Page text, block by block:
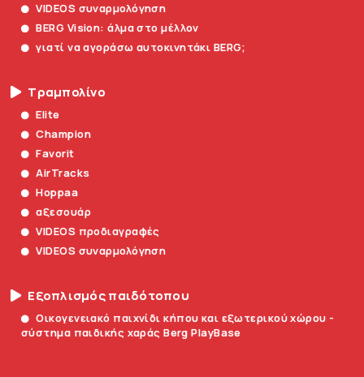
VIDEOS συναρμολόγηση
BERG Vision: άλμα στο μέλλον
γιατί να αγοράσω αυτοκινητάκι BERG;
Τραμπολίνο
Elite
Champion
Favorit
AirTracks
Hoppaa
αξεσουάρ
VIDEOS προδιαγραφές
VIDEOS συναρμολόγηση
Εξοπλισμός παιδότοπου
Οικογενειακό παιχνίδι κήπου και εξωτερικού χώρου -
σύστημα παιδικής χαράς Berg PlayBase